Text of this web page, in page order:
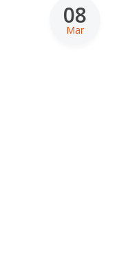
Анализы
Получить
08
Mar